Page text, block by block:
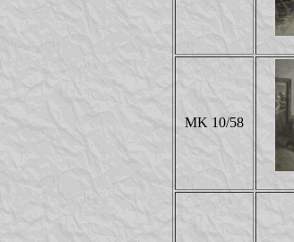
MK 10/58